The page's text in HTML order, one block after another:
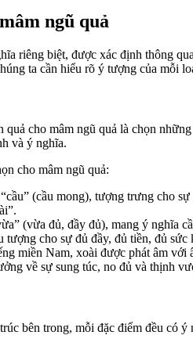
ngũ quả
riêng biệt, được xác định thông
ta cần hiểu rõ ý tượng của mỗi
cho mâm ngũ quả là chọn
và ý nghĩa.
cho mâm ngũ quả:
(cầu mong), tượng trưng cho
(vừa đủ, đầy đủ), mang ý nghĩa
tượng cho sự đủ đầy, đủ tiền, đủ
miền Nam, xoài được phát âm
về sự sung túc, no đủ và thịnh
bên trong, mỗi đặc điểm đều có